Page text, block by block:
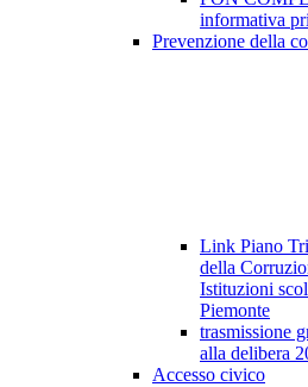
informativa
Prevenzione della
Link Piano
della
Istituzioni
Piemonte
trasmissione
alla delibera
Accesso civico